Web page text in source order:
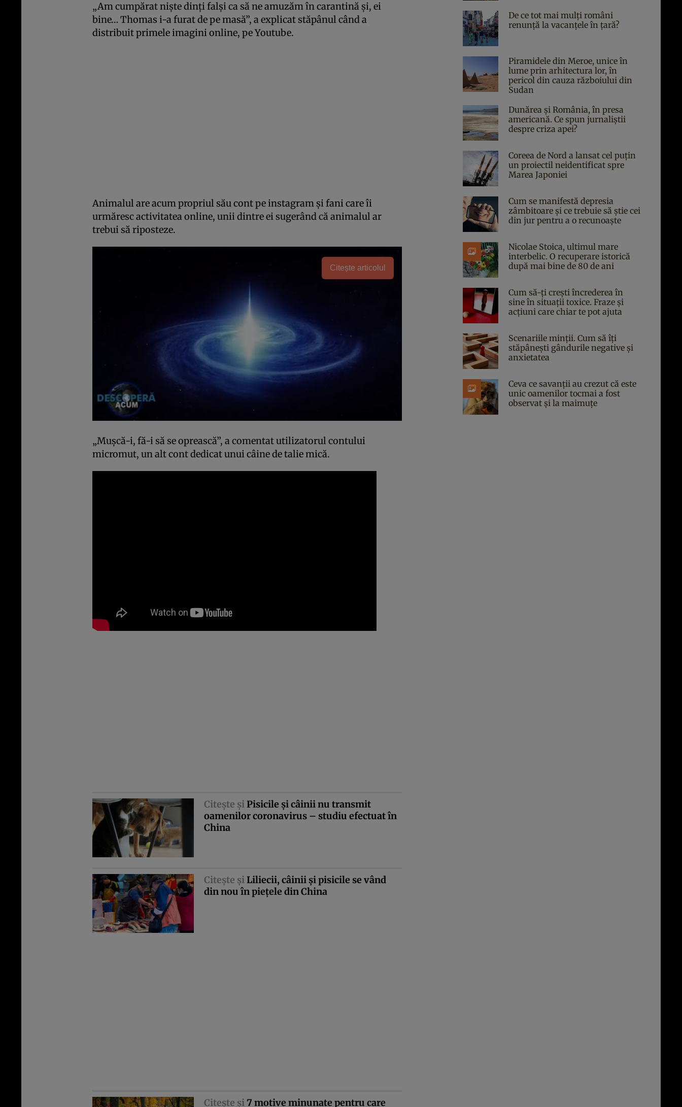
„Am cumpărat nişte dinţi falşi ca să ne amuzăm în carantină şi, ei
bine… Thomas i-a furat de pe masă”, a explicat stăpânul când a
distribuit primele imagini online, pe Youtube.
Animalul are acum propriul său cont pe instagram şi fani care îi
urmăresc activitatea online, unii dintre ei sugerând că animalul ar
trebui să riposteze.
Citește articolul
„Muşcă-i, fă-i să se oprească”, a comentat utilizatorul contului
micromut, un alt cont dedicat unui câine de talie mică.
Citeşte şiPisicile şi câinii nu transmit
oamenilor coronavirus – studiu efectuat în
China
Citeşte şiLiliecii, câinii şi pisicile se vând
din nou în pieţele din China
Citeşte şi 7 motive minunate pentru care
De ce tot mai mulți români
renunță la vacanțele în țară?
Piramidele din Meroe, unice în
lume prin arhitectura lor, în
pericol din cauza războiului din
Sudan
Dunărea și România, în presa
americană. Ce spun jurnaliștii
despre criza apei?
Coreea de Nord a lansat cel puțin
un proiectil neidentificat spre
Marea Japoniei
Cum se manifestă depresia
zâmbitoare și ce trebuie să știe cei
din jur pentru a o recunoaște
Nicolae Stoica, ultimul mare
interbelic. O recuperare istorică
după mai bine de 80 de ani
Cum să-ți crești încrederea în
sine în situații toxice. Fraze și
acțiuni care chiar te pot ajuta
Scenariile minții. Cum să îți
stăpânești gândurile negative și
anxietatea
Ceva ce savanții au crezut că este
unic oamenilor tocmai a fost
observat și la maimuțe